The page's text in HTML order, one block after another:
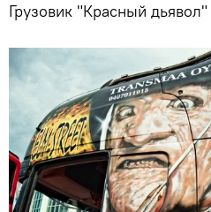
Грузовик "Красный дьявол"